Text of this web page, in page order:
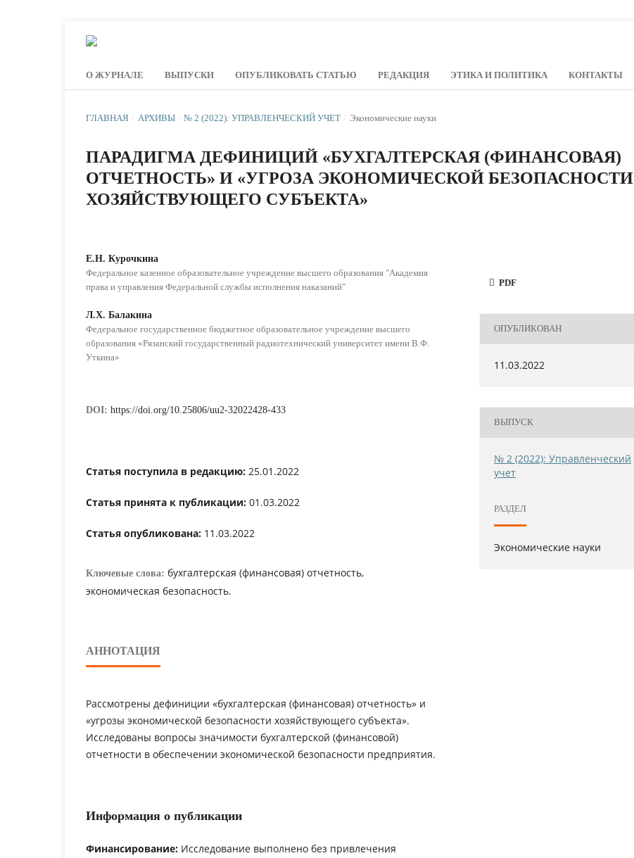
О ЖУРНАЛЕ ВЫПУСКИ ОПУБЛИКОВАТЬ СТАТЬЮ РЕДАКЦИЯ ЭТИКА И ПОЛИТИКА КОНТАКТЫ
ГЛАВНАЯ / АРХИВЫ / № 2 (2022): УПРАВЛЕНЧЕСКИЙ УЧЕТ / Экономические науки
ПАРАДИГМА ДЕФИНИЦИЙ «БУХГАЛТЕРСКАЯ (ФИНАНСОВАЯ)
ОТЧЕТНОСТЬ» И «УГРОЗА ЭКОНОМИЧЕСКОЙ БЕЗОПАСНОСТИ
ХОЗЯЙСТВУЮЩЕГО СУБЪЕКТА»
Е.Н. Курочкина
Федеральное казенное образовательное учреждение высшего образования "Академия
права и управления Федеральной службы исполнения наказаний"
Л.Х. Балакина
Федеральное государственное бюджетное образовательное учреждение высшего
образования «Рязанский государственный радиотехнический университет имени В.Ф.
Уткина»
DOI: https://doi.org/10.25806/uu2-32022428-433
Статья поступила в редакцию: 25.01.2022
Статья принята к публикации: 01.03.2022
Статья опубликована: 11.03.2022
Ключевые слова: бухгалтерская (финансовая) отчетность,
экономическая безопасность.
АННОТАЦИЯ
Рассмотрены дефиниции «бухгалтерская (финансовая) отчетность» и
«угрозы экономической безопасности хозяйствующего субъекта».
Исследованы вопросы значимости бухгалтерской (финансовой)
отчетности в обеспечении экономической безопасности предприятия.
Информация о публикации
Финансирование: Исследование выполнено без привлечения
PDF
ОПУБЛИКОВАН
11.03.2022
ВЫПУСК
№ 2 (2022): Управленческий
учет
РАЗДЕЛ
Экономические науки